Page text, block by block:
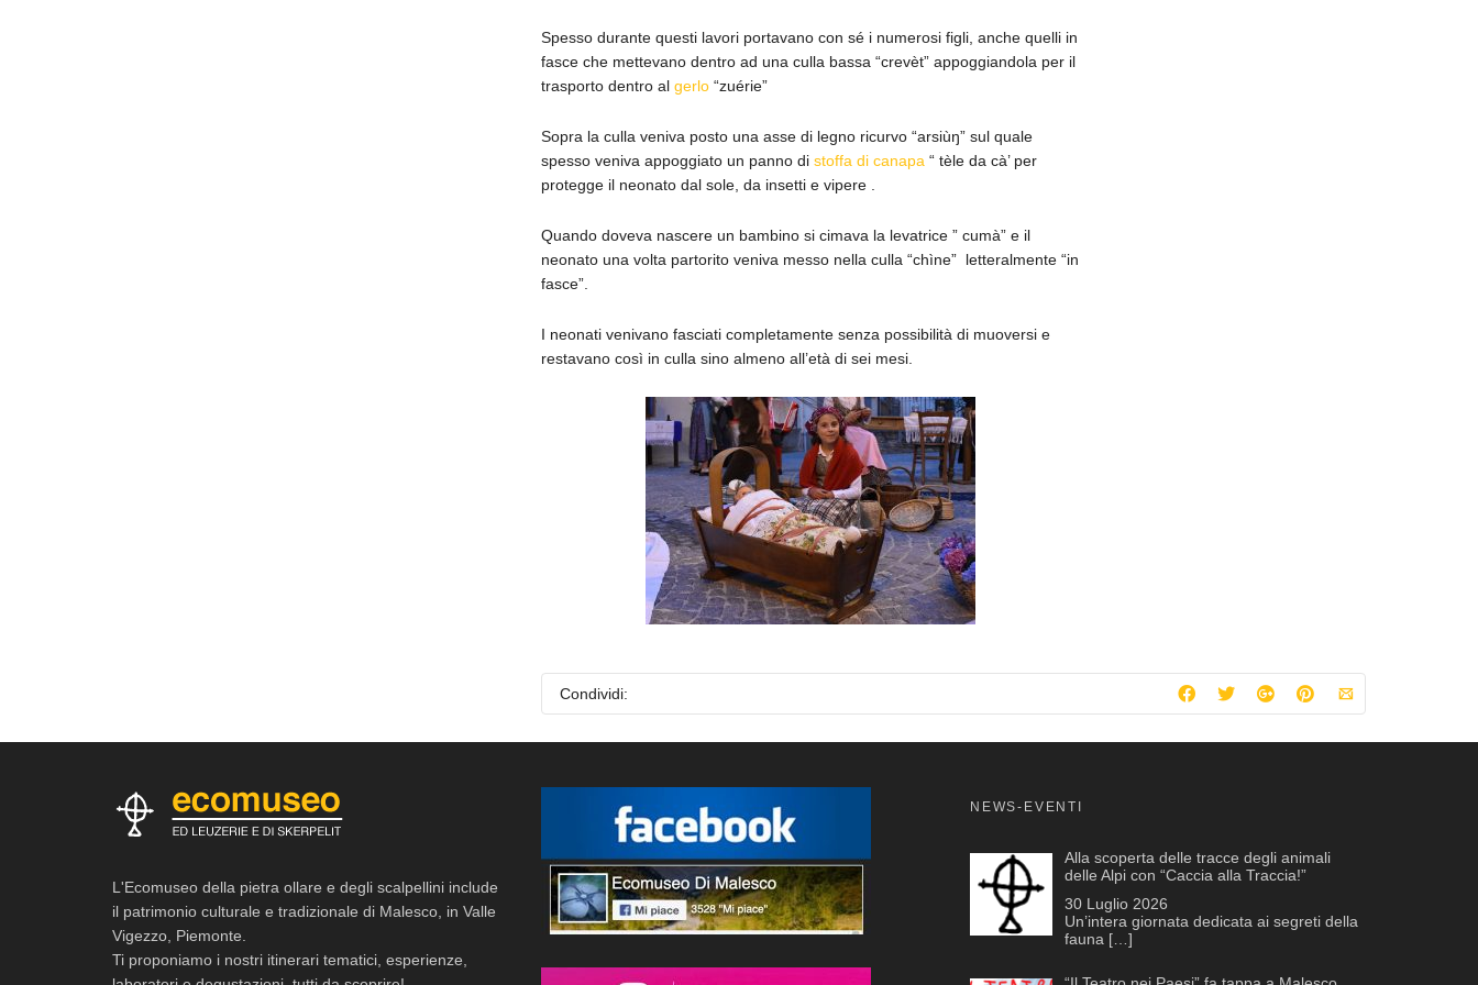
Spesso durante questi lavori portavano con sé i numerosi figli, anche quelli in
fasce che mettevano dentro ad una culla bassa “crevèt” appoggiandola per il
trasporto dentro al gerlo “zuérie”
Sopra la culla veniva posto una asse di legno ricurvo “arsiùŋ” sul quale
spesso veniva appoggiato un panno di stoffa di canapa “ tèle da cà’ per
protegge il neonato dal sole, da insetti e vipere .
Quando doveva nascere un bambino si cimava la levatrice ” cumà” e il
neonato una volta partorito veniva messo nella culla “chìne” letteralmente “in
fasce”.
I neonati venivano fasciati completamente senza possibilità di muoversi e
restavano così in culla sino almeno all’età di sei mesi.
Condividi:
L'Ecomuseo della pietra ollare e degli scalpellini include
il patrimonio culturale e tradizionale di Malesco, in Valle
Vigezzo, Piemonte.
Ti proponiamo i nostri itinerari tematici, esperienze,
NEWS-EVENTI
Alla scoperta delle tracce degli animali
delle Alpi con “Caccia alla Traccia!”
30 Luglio 2026
Un’intera giornata dedicata ai segreti della
fauna […]